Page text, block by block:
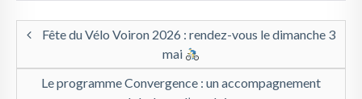
Fête du Vélo Voiron 2026 : rendez-vous le dimanche 3
mai
Le programme Convergence : un accompagnement